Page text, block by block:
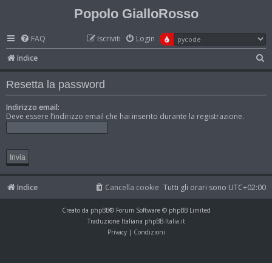
Popolo GialloRosso
FAQ Login
Iscriviti
Indice
e
Resetta la password
Indirizzo email:
Deve essere l’indirizzo email che hai inserito durante la registrazione.
Indice Tutti gli orari sono UTC+02:00
Cancella cookie
Creato da phpBB® Forum Software © phpBB Limited
Traduzione Italiana phpBB-Italia.it
Privacy| Condizioni